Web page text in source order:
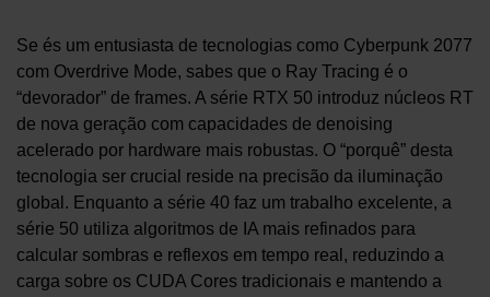
Se és um entusiasta de tecnologias como Cyberpunk 2077
com Overdrive Mode, sabes que o Ray Tracing é o
“devorador” de frames. A série RTX 50 introduz núcleos RT
de nova geração com capacidades de denoising
acelerado por hardware mais robustas. O “porquê” desta
tecnologia ser crucial reside na precisão da iluminação
global. Enquanto a série 40 faz um trabalho excelente, a
série 50 utiliza algoritmos de IA mais refinados para
calcular sombras e reflexos em tempo real, reduzindo a
carga sobre os CUDA Cores tradicionais e mantendo a